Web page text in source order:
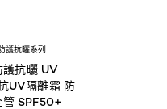
護抗曬系列
抗曬 UV
UV隔離霜 防
管 SPF50+